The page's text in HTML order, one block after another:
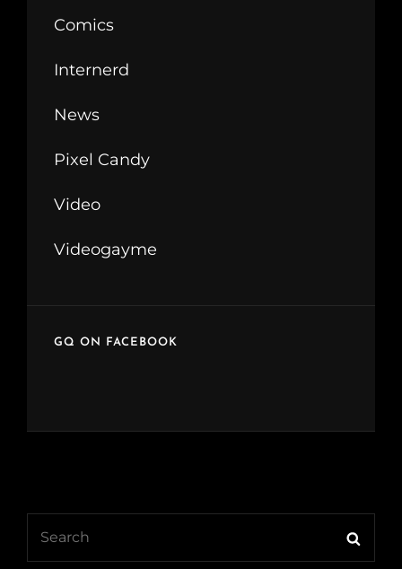
Comics
Internerd
News
Pixel Candy
Video
Videogayme
GQ ON FACEBOOK